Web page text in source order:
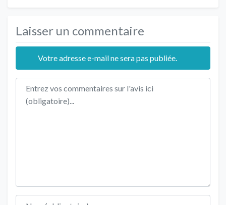
Laisser un commentaire
Votre adresse e-mail ne sera pas publiée.
Texte de l'avis
Nom